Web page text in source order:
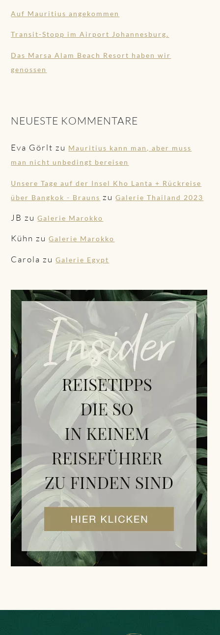
Auf Mauritius angekommen
Transit-Stopp im Airport Johannesburg.
Das Marsa Alam Beach Resort haben wir
genossen
NEUESTE KOMMENTARE
Eva Görlt zu Mauritius kann man, aber muss
man nicht unbedingt bereisen
Unsere Tage auf der Insel Kho Lanta + Rückreise
über Bangkok - Brauns zuGalerie Thailand 2023
JB zuGalerie Marokko
Kühn zuGalerie Marokko
Carola zuGalerie Egypt